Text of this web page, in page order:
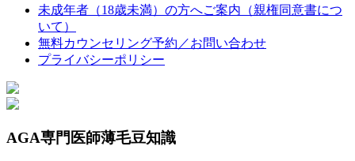
未成年者（18歳未満）の方へご案内（親権同意書につ
いて）
無料カウンセリング予約／お問い合わせ
プライバシーポリシー
AGA専門医師薄毛豆知識